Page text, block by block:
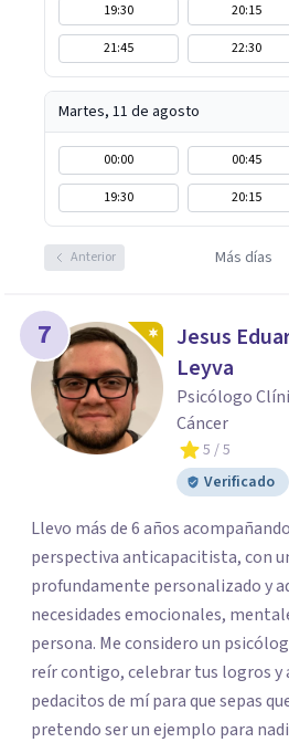
19:30 20:15
21:45
22:30
Martes, 11 de agosto
00:00 00:45
19:30
20:15
Anterior Más días
7
Jesus
Leyva
Psicólogo
Cáncer
5 / 5
Verificado
Llevo más de 6 años
perspectiva anticapacitista, con
profundamente personalizado y
necesidades emocionales,
persona. Me considero un
reír contigo, celebrar tus logros y
pedacitos de mí para que sepas
pretendo ser un ejemplo para